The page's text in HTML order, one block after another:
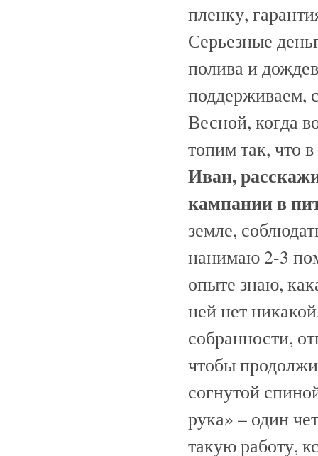
пленку,
Серьезные
полива и
поддерживаем,
Весной, когда
топим так, что
Иван,
кампании в
земле,
нанимаю 2-3
опыте знаю,
ней нет
собранности,
чтобы
согнутой
рука» – один
такую работу,